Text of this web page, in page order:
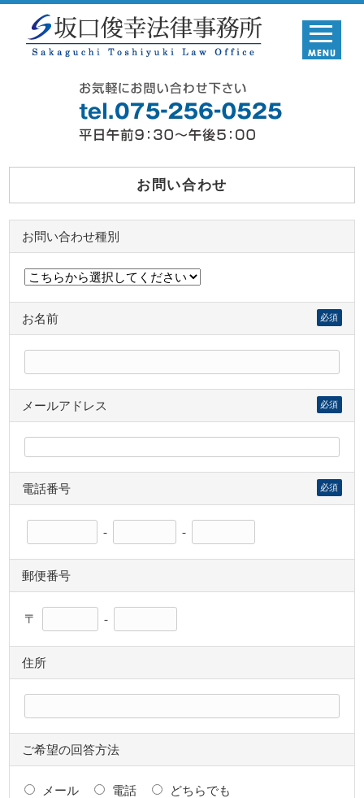
お問い合わせ
お問い合わせ種別
お名前 必須
メールアドレス 必須
電話番号 必須
- -
郵便番号
〒 -
住所
ご希望の回答方法
メール 電話 どちらでも